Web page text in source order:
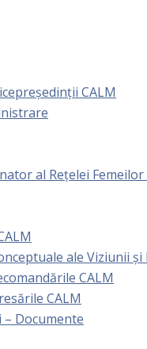
CALM
al Rețelei Femeilor
ale Viziunii
CALM
CALM
Documente